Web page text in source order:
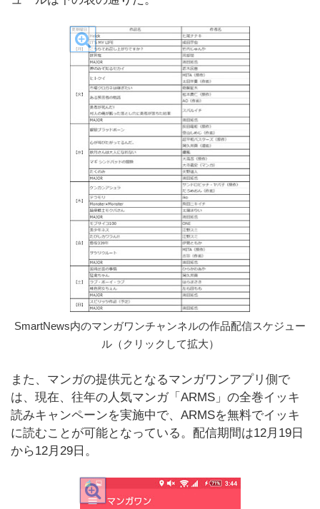
SmartNews内のマンガワンチャンネルの作品配信スケジュー
ル（クリックして拡大）
また、マンガの提供元となるマンガワンアプリ側で
は、現在、往年の人気マンガ「ARMS」の全巻イッキ
読みキャンペーンを実施中で、ARMSを無料でイッキ
に読むことが可能となっている。配信期間は12月19日
から12月29日。